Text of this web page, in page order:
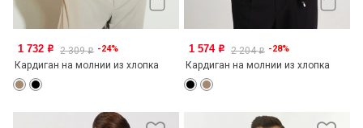
1 732 o 2 309o -24%
Кардиган на молнии из хлопка
1 574 o 2 204o -28%
Кардиган на молнии из хлопка